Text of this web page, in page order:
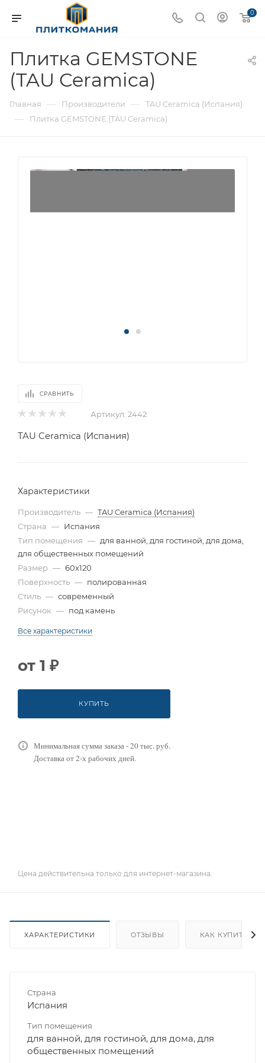
0
Плитка GEMSTONE
(TAU Ceramica)
Главная — Производители — TAU Ceramica (Испания)
— Плитка GEMSTONE (TAU Ceramica)
СРАВНИТЬ
Артикул: 2442
TAU Ceramica (Испания)
Характеристики
Производитель — TAU Ceramica (Испания)
Страна — Испания
Тип помещения — для ванной, для гостиной, для дома,
для общественных помещений
Размер — 60x120
Поверхность — полированная
Стиль — современный
Рисунок — под камень
Все характеристики
от 1 ₽
КУПИТЬ
Минимальная сумма заказа - 20 тыс. руб.
Доставка от 2-х рабочих дней.
Цена действительна только для интернет-магазина.
ХАРАКТЕРИСТИКИ ОТЗЫВЫ КАК КУПИТЬ
Страна
Испания
Тип помещения
для ванной, для гостиной, для дома, для
общественных помещений